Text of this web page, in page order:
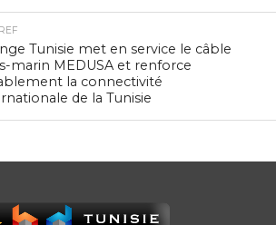
Tunisie met en service le câble
marin MEDUSA et renforce
la connectivité
de la Tunisie